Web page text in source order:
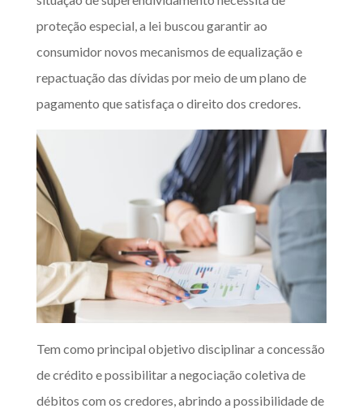
proteção especial, a lei buscou garantir ao
consumidor novos mecanismos de equalização e
repactuação das dívidas por meio de um plano de
pagamento que satisfaça o direito dos credores.
Tem como principal objetivo disciplinar a concessão
de crédito e possibilitar a negociação coletiva de
débitos com os credores, abrindo a possibilidade de